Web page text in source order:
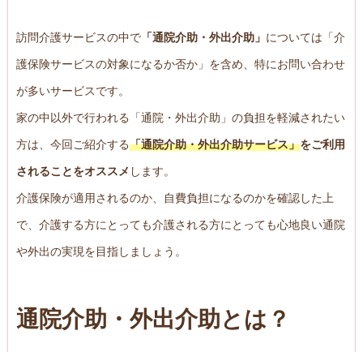
訪問介護サービスの中で「通院介助・外出介助」 については「介
護保険サービスの対象になるか否か」を含め、特にお問い合わせ
が多いサービスです。
家の中以外で行われる「通院・外出介助」の負担を軽減されたい
方は、今回ご紹介する「通院介助・外出介助サービス」をご利用
されることをオススメ します。
介護保険が適用されるのか、自費負担になるのかを確認した上
で、介護する方にとっても介護される方にとっても心地良い通院
や外出の実現を目指しましょう。
通院介助・外出介助とは？